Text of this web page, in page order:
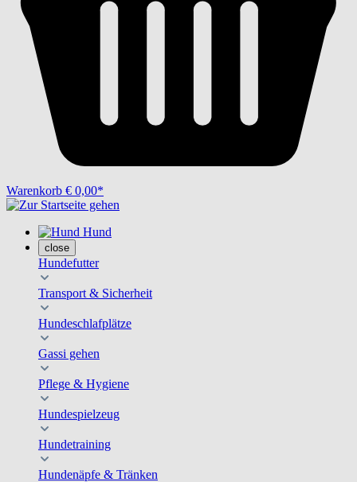
Warenkorb € 0,00*
Hund
close
Hundefutter
Transport & Sicherheit
Hundeschlafplätze
Gassi gehen
Pflege & Hygiene
Hundespielzeug
Hundetraining
Hundenäpfe & Tränken